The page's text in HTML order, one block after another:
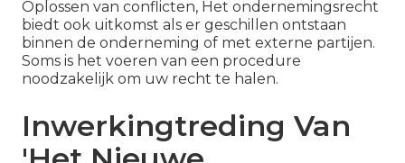
Oplossen van conflicten, Het ondernemingsrecht
biedt ook uitkomst als er geschillen ontstaan
binnen de onderneming of met externe partijen.
Soms is het voeren van een procedure
noodzakelijk om uw recht te halen.
Inwerkingtreding Van